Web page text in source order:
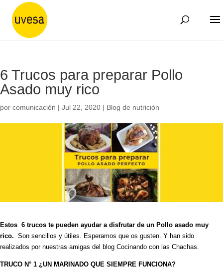
6 Trucos para preparar Pollo
Asado muy rico
por comunicación | Jul 22, 2020 | Blog de nutrición
Estos 6 trucos te pueden ayudar a disfrutar de un Pollo asado muy
rico. Son sencillos y útiles. Esperamos que os gusten. Y han sido
realizados por nuestras amigas del blog Cocinando con las Chachas.
TRUCO N° 1 ¿UN MARINADO QUE SIEMPRE FUNCIONA?